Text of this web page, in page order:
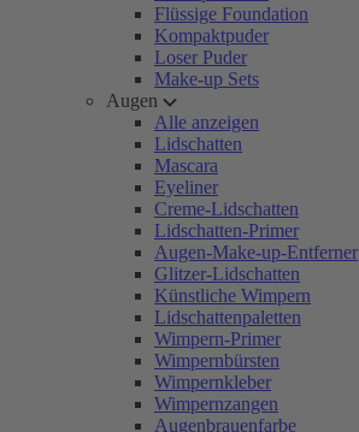
Flüssige Foundation
Kompaktpuder
Loser Puder
Make-up Sets
Augen
Alle anzeigen
Lidschatten
Mascara
Eyeliner
Creme-Lidschatten
Lidschatten-Primer
Augen-Make-up-Entferner
Glitzer-Lidschatten
Künstliche Wimpern
Lidschattenpaletten
Wimpern-Primer
Wimpernbürsten
Wimpernkleber
Wimpernzangen
Augenbrauenfarbe